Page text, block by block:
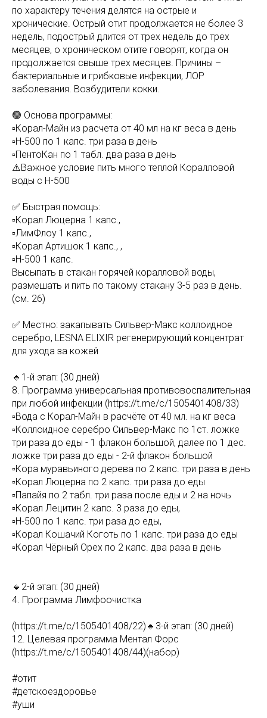
по характеру течения делятся на острые и
хронические. Острый отит продолжается не более 3
недель, подострый длится от трех недель до трех
месяцев, о хроническом отите говорят, когда он
продолжается свыше трех месяцев. Причины –
бактериальные и грибковые инфекции, ЛОР
заболевания. Возбудители кокки.
🟢 Основа программы:
▫️Корал-Майн из расчета от 40 мл на кг веса в день
▫️Н-500 по 1 капс. три раза в день
▫️ПентоКан по 1 табл. два раза в день
⚠️Важное условие пить много теплой Коралловой
воды с Н-500
✅ Быстрая помощь:
▫️Корал Люцерна 1 капс.,
▫️ЛимФлоу 1 капс.,
▫️Корал Артишок 1 капс., ,
▫️Н-500 1 капс.
Высыпать в стакан горячей коралловой воды,
размешать и пить по такому стакану 3-5 раз в день.
(см. 26)
✅ Местно: закапывать Сильвер-Макс коллоидное
серебро, LESNA ELIXIR регенерирующий концентрат
для ухода за кожей
🔹1-й этап: (30 дней)
8. Программа универсальная противовоспалительная
при любой инфекции (https://t.me/c/1505401408/33)
▫️Вода с Корал-Майн в расчёте от 40 мл. на кг веса
▫️Коллоидное серебро Сильвер-Макс по 1ст. ложке
три раза до еды - 1 флакон большой, далее по 1 дес.
ложке три раза до еды - 2-й флакон большой
▫️Кора муравьиного дерева по 2 капс. три раза в день
▫️Корал Люцерна по 2 капс. три раза до еды
▫️Папайя по 2 табл. три раза после еды и 2 на ночь
▫️Корал Лецитин 2 капс. 3 раза до еды,
▫️Н-500 по 1 капс. три раза до еды,
▫️Корал Кошачий Коготь по 1 капс. три раза до еды
▫️Корал Чёрный Орех по 2 капс. два раза в день
🔹2-й этап: (30 дней)
4. Программа Лимфоочистка
(https://t.me/c/1505401408/22)🔹3-й этап: (30 дней)
12. Целевая программа Ментал Форс
(https://t.me/c/1505401408/44)(набор)
#отит
#детскоездоровье
#уши